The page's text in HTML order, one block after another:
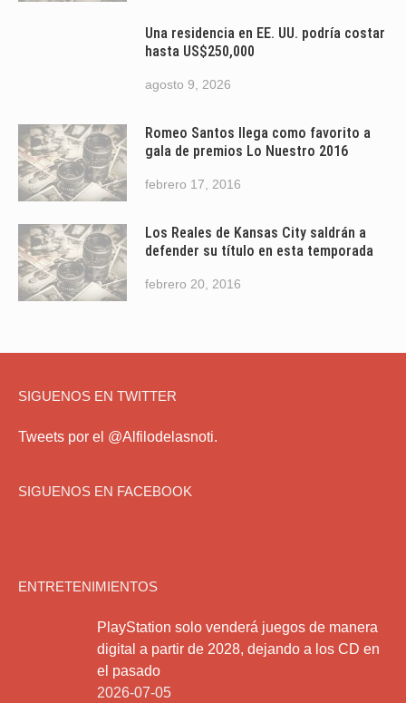
Una residencia en EE. UU. podría costar
hasta US$250,000
agosto 9, 2026
Romeo Santos llega como favorito a
gala de premios Lo Nuestro 2016
febrero 17, 2016
Los Reales de Kansas City saldrán a
defender su título en esta temporada
febrero 20, 2016
SIGUENOS EN TWITTER
Tweets por el @Alfilodelasnoti.
SIGUENOS EN FACEBOOK
ENTRETENIMIENTOS
PlayStation solo venderá juegos de manera
digital a partir de 2028, dejando a los CD en
el pasado
2026-07-05